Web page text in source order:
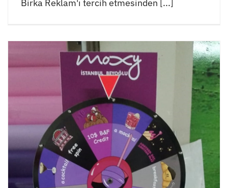
Birka Reklam'ı tercih etmesinden [...]